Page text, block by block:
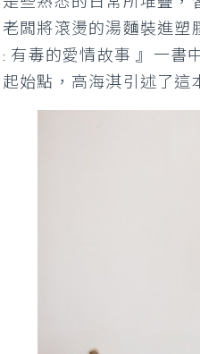
闆將滾燙的湯麵裝進
有毒的愛情故事 』一書
始點，高海淇引述了這